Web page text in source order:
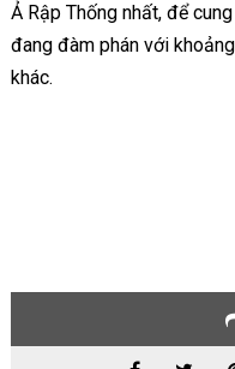
Ả Rập Thống nhất, để
đang đàm phán với
khác.